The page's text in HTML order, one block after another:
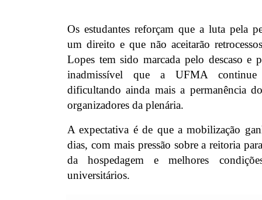
Os estudantes reforçam que a luta pela
um direito e que não aceitarão
Lopes tem sido marcada pelo descaso e
inadmissível que a UFMA
dificultando ainda mais a permanência
organizadores da plenária.
A expectativa é de que a mobilização
dias, com mais pressão sobre a reitoria
da hospedagem e melhores
universitários.